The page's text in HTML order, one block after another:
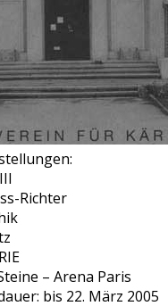
Richter
– Arena Paris
bis 22. März 2005